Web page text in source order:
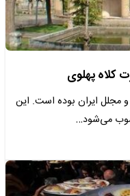
کلاه پهلوی
و مجلل ایران بوده است. این
می‌شود…